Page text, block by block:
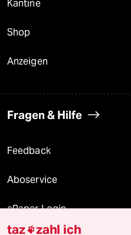
Kantine
Shop
Anzeigen
Fragen & Hilfe
Feedback
Aboservice
ePaper Login
taz zahl ich